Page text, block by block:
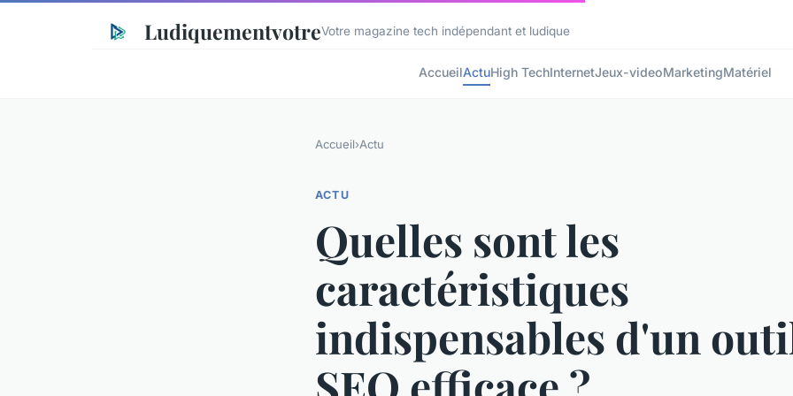
LudiquementvotreVotre magazine tech indépendant et ludique
AccueilActuHigh TechInternetJeux-videoMarketingMatériel
Accueil›Actu
ACTU
Quelles sont les
caractéristiques
indispensables d'un